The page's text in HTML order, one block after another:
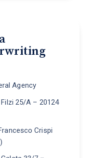
Agency
25/A – 20124
Crispi